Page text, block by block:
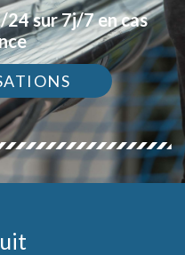
sur 7j/7 en cas